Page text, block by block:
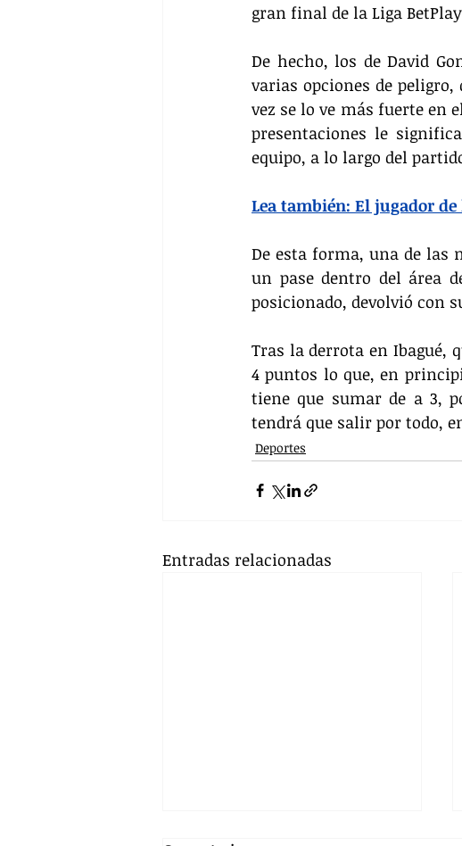
gran final de la Liga
De hecho, los de David
varias opciones de
vez se lo ve más fuerte en
presentaciones le
equipo, a lo largo del
Lea también: El jugador
De esta forma, una de las
un pase dentro del área
posicionado, devolvió con
Tras la derrota en Ibagué,
4 puntos lo que, en
tiene que sumar de a 3,
tendrá que salir por todo,
Deportes
Entradas relacionadas